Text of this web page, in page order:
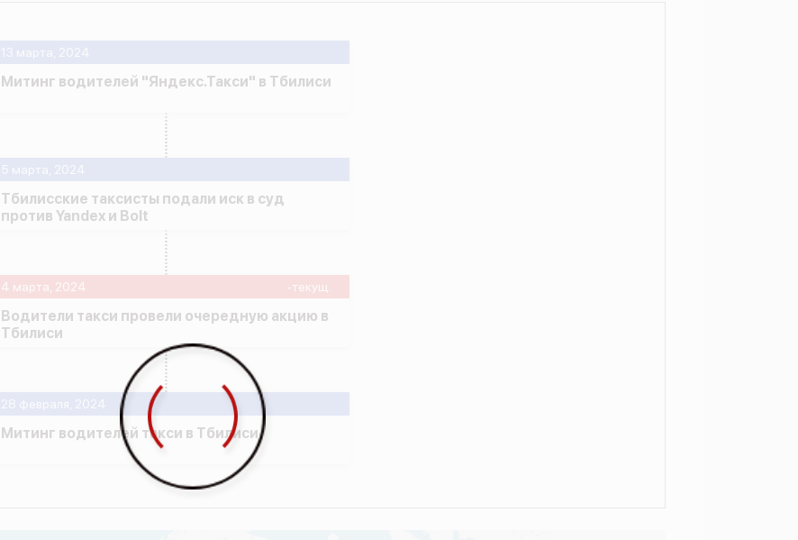
28 февраля, 2024
Митинг водителей такси в Тбилиси
4 марта, 2024 -текущ.
Водители такси провели очередную акцию в
Тбилиси
5 марта, 2024
Тбилисские таксисты подали иск в суд
против Yandex и Bolt
13 марта, 2024
Митинг водителей "Яндекс.Такси" в Тбилиси